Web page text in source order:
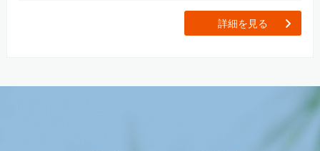
詳細を見る